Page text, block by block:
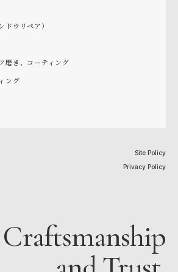
ドウリペア）
磨き、コーティング
ング
Site Policy
Privacy Policy
Craftsmanship